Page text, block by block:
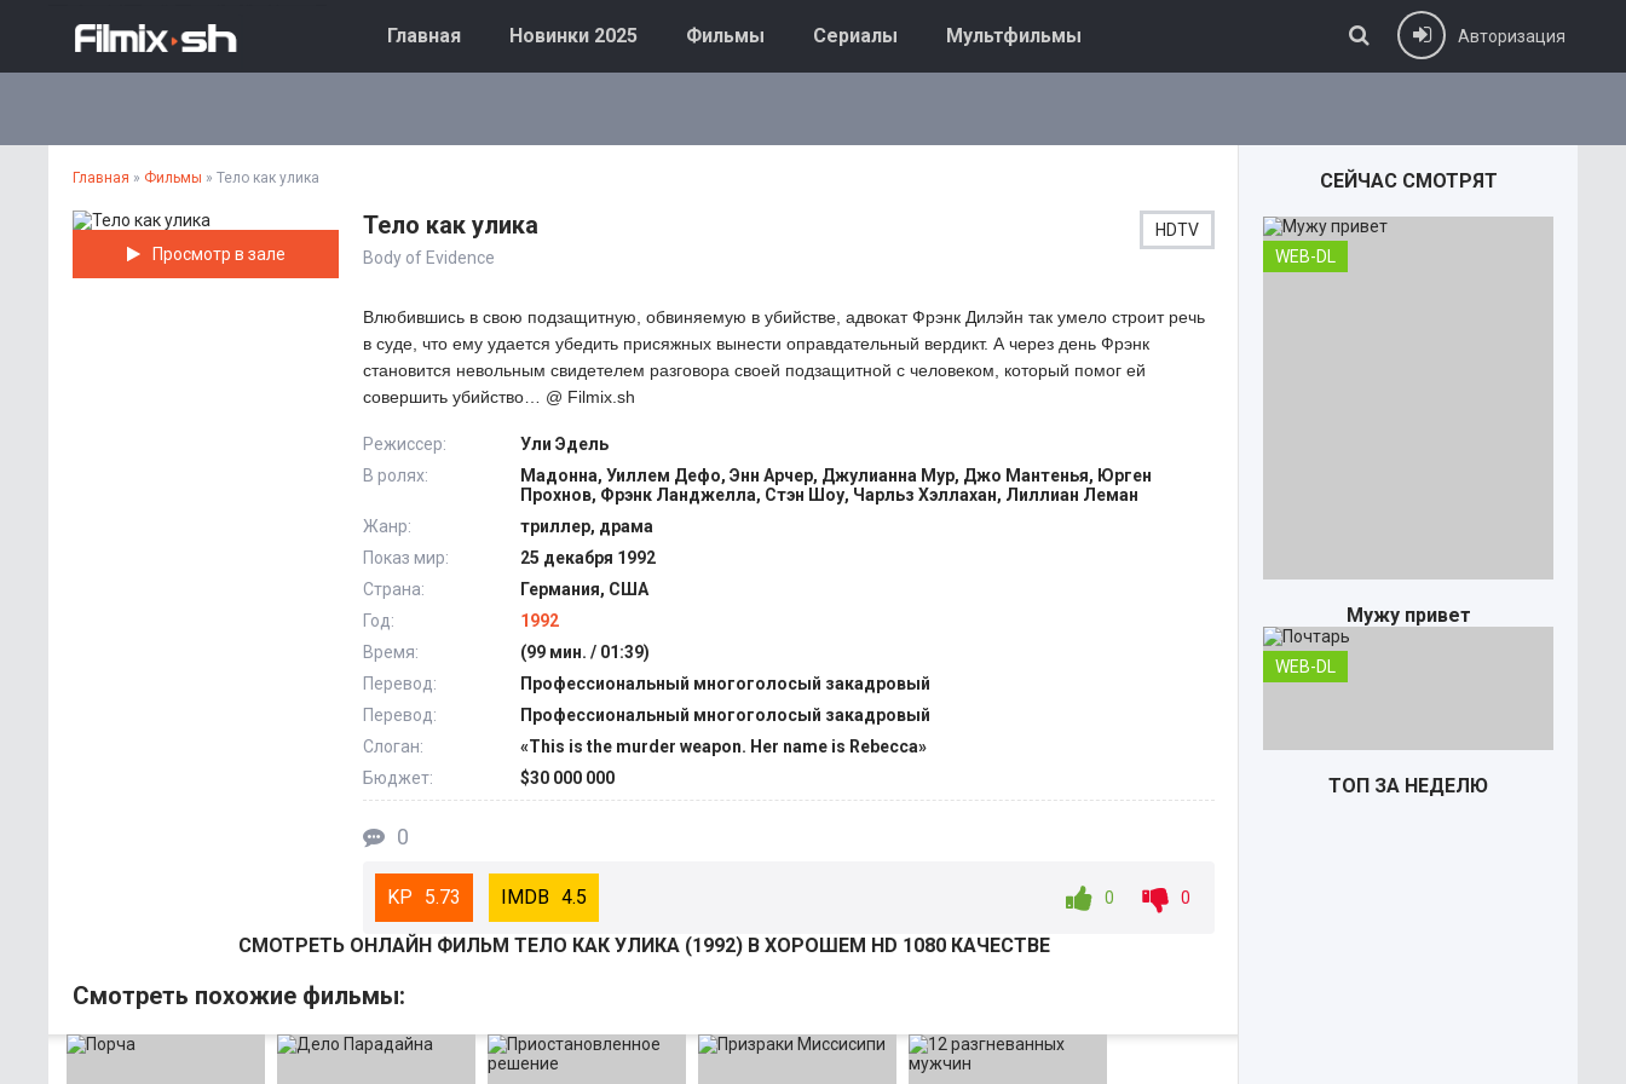
Главная Новинки 2025 Фильмы Сериалы Мультфильмы Авторизация
Главная » Фильмы » Тело как улика
Просмотр в зале
Тело как улика
Body of Evidence
HDTV
Влюбившись в свою подзащитную, обвиняемую в убийстве, адвокат Фрэнк Дилэйн так умело строит речь
в суде, что ему удается убедить присяжных вынести оправдательный вердикт. А через день Фрэнк
становится невольным свидетелем разговора своей подзащитной с человеком, который помог ей
совершить убийство… @ Filmix.sh
Режиссер:
Ули Эдель
В ролях:
Мадонна, Уиллем Дефо, Энн Арчер, Джулианна Мур, Джо Мантенья, Юрген
Прохнов, Фрэнк Ланджелла, Стэн Шоу, Чарльз Хэллахан, Лиллиан Леман
Жанр:
триллер, драма
Показ мир:
25 декабря 1992
Страна:
Германия, США
Год:
1992
Время:
(99 мин. / 01:39)
Перевод:
Профессиональный многоголосый закадровый
Перевод:
Профессиональный многоголосый закадровый
Слоган:
«This is the murder weapon. Her name is Rebecca»
Бюджет:
$30 000 000
0
5.73 4.5 0 0
СМОТРEТЬ ОНЛАЙН ФИЛЬМ ТЕЛО КАК УЛИКА (1992) В ХОРОШЕМ HD 1080 КАЧЕСТВЕ
Смотрeть похожие фильмы:
СЕЙЧАС СМОТРЯТ
WEB-DL
Мужу привет
WEB-DL
ТОП ЗА НЕДЕЛЮ